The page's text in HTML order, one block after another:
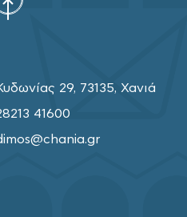
29, 73135, Χανιά
41600